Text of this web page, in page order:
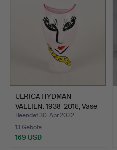
ULRICA HYDMAN-
VALLIEN. 1938-2018, Vase,
"O…
Beendet 30. Apr 2022
13 Gebote
169 USD